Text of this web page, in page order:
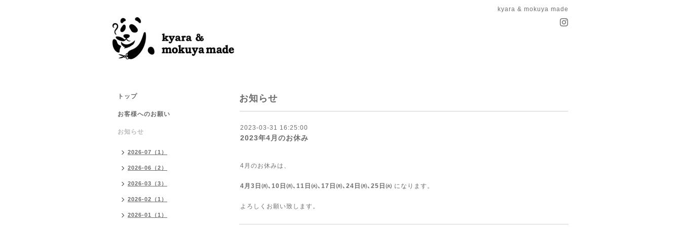
kyara & mokuya made
お知らせ
2023-03-31 16:25:00
2023年4月のお休み
4月のお休みは、
4月3日㈪､10日㈪､11日㈫､17日㈪､24日㈪､25 日㈫ になります。
よろしくお願い致します。
トップ
お客様へのお願い
お知らせ
2026-07（1）
2026-06（2）
2026-03（3）
2026-02（1）
2026-01（1）